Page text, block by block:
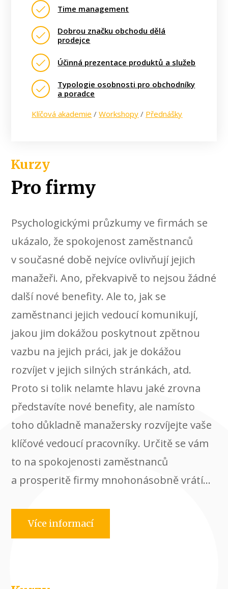
Time management
Dobrou značku obchodu dělá
prodejce
Účinná prezentace produktů a služeb
Typologie osobnosti pro obchodníky
a poradce
Klíčová akademie /Workshopy / Přednášky
Kurzy
Pro firmy
Psychologickými průzkumy ve firmách se
ukázalo, že spokojenost zaměstnanců
v současné době nejvíce ovlivňují jejich
manažeři. Ano, překvapivě to nejsou žádné
další nové benefity. Ale to, jak se
zaměstnanci jejich vedoucí komunikují,
jakou jim dokážou poskytnout zpětnou
vazbu na jejich práci, jak je dokážou
rozvíjet v jejich silných stránkách, atd.
Proto si tolik nelamte hlavu jaké zrovna
představíte nové benefity, ale namísto
toho důkladně manažersky rozvíjejte vaše
klíčové vedoucí pracovníky. Určitě se vám
to na spokojenosti zaměstnanců
a prosperitě firmy mnohonásobně vrátí...
Více informací